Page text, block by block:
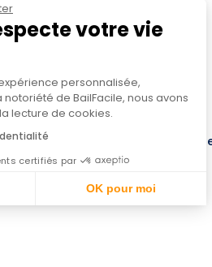
générales Politique
votre vie
personnalisée,
de BailFacile, nous avons
lecture de cookies.
certifiés par
OK pour moi
Consentement : Personnalisez
d'adapter et de gérer